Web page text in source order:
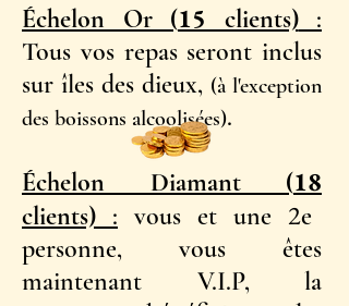
Échelon Or (15 clients):
Tous vos repas seront inclus
sur îles des dieux, (à l'exception
des boissons alcoolisées).
Échelon Diamant (18
clients) : vous et une 2e
personne, vous êtes
maintenant V.I.P, la